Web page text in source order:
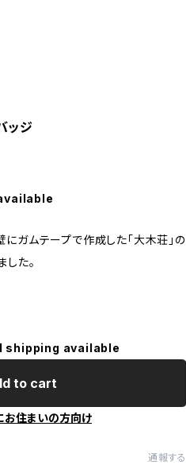
ッジ
ガムテープで作成した「大木荘」の
た。
shipping available
to cart
お住まいの方向け
通報する